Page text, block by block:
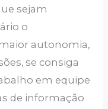
sejam
o
autonomia,
se consiga
em equipe
de informação